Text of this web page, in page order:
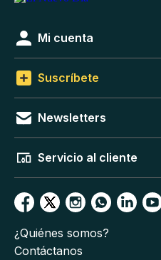
Mi cuenta
Suscríbete
Newsletters
Servicio al cliente
¿Quiénes somos?
Contáctanos